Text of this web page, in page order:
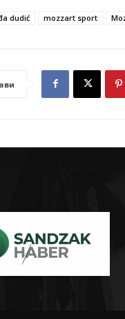
dudić mozzart sport